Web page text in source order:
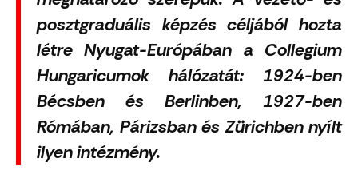
posztgraduális képzés céljából hozta
létre Nyugat-Európában a Collegium
Hungaricumok hálózatát: 1924-ben
Bécsben és Berlinben, 1927-ben
Rómában, Párizsban és Zürichben nyílt
ilyen intézmény.